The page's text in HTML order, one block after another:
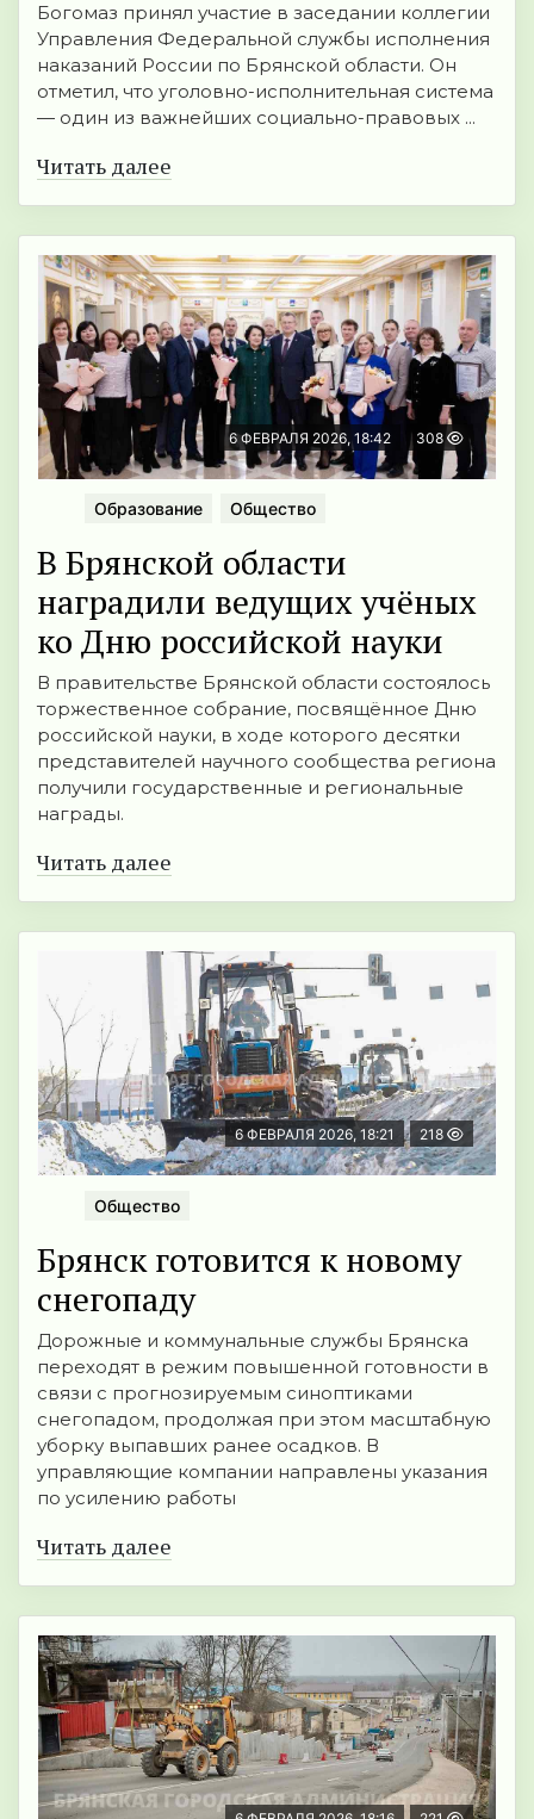
Богомаз принял участие в заседании коллегии
Управления Федеральной службы исполнения
наказаний России по Брянской области. Он
отметил, что уголовно-исполнительная система
— один из важнейших социально-правовых ...
Читать далее
6 ФЕВРАЛЯ 2026, 18:42 308
Образование Общество
В Брянской области
наградили ведущих учёных
ко Дню российской науки
В правительстве Брянской области состоялось
торжественное собрание, посвящённое Дню
российской науки, в ходе которого десятки
представителей научного сообщества региона
получили государственные и региональные
награды.
Читать далее
6 ФЕВРАЛЯ 2026, 18:21 218
Общество
Брянск готовится к новому
снегопаду
Дорожные и коммунальные службы Брянска
переходят в режим повышенной готовности в
связи с прогнозируемым синоптиками
снегопадом, продолжая при этом масштабную
уборку выпавших ранее осадков. В
управляющие компании направлены указания
по усилению работы
Читать далее